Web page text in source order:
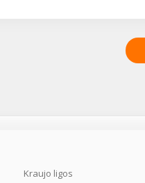
Kraujo ligos